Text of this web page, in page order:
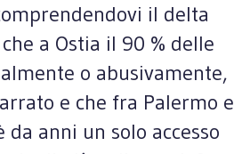
il delta
a Ostia il 90 % delle
o abusivamente,
e che fra Palermo e
da anni un solo accesso